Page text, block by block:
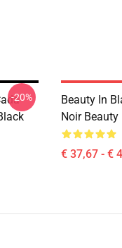
-20%
Beauty In
Noir
€ 37,67 - €